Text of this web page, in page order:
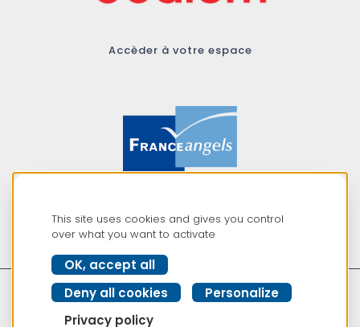
Accèder à votre espace
France Angels
This site uses cookies and gives you control
over what you want to activate
OK, accept all
Deny all cookies
Personalize
Privacy policy